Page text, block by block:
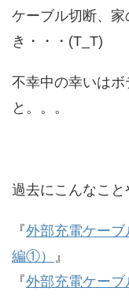
ケーブル切断、
き・・・(T_T)
不幸中の幸いは
と。。。
過去にこんなこと
『外部充電ケー
編①） 』
『外部充電ケー